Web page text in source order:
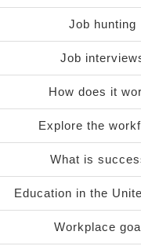
Job hunting
Job
How does it
Explore the
What is
Education in the
Workplace